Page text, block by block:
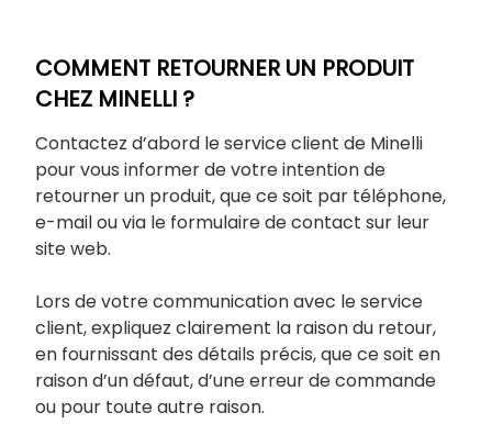
COMMENT RETOURNER UN PRODUIT
CHEZ MINELLI ?
Contactez d’abord le service client de Minelli
pour vous informer de votre intention de
retourner un produit, que ce soit par téléphone,
e-mail ou via le formulaire de contact sur leur
site web.
Lors de votre communication avec le service
client, expliquez clairement la raison du retour,
en fournissant des détails précis, que ce soit en
raison d’un défaut, d’une erreur de commande
ou pour toute autre raison.